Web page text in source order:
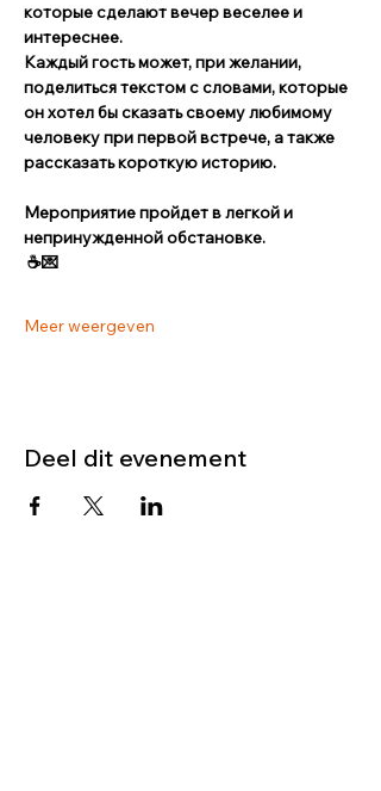
которые сделают вечер веселее и
интереснее.
Каждый гость может, при желании,
поделиться текстом с словами, которые
он хотел бы сказать своему любимому
человеку при первой встрече, а также
рассказать короткую историю.
Мероприятие пройдет в легкой и
непринужденной обстановке.
☕💌
Meer weergeven
Deel dit evenement